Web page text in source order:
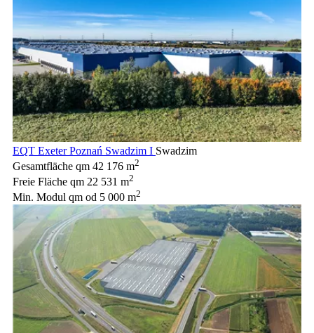
EQT Exeter Poznań Swadzim I Swadzim
Gesamtfläche qm 42 176 m2
Freie Fläche qm 22 531 m2
Min. Modul qm od 5 000 m2